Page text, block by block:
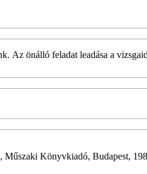
Az önálló feladat leadása a
, Műszaki Könyvkiadó, Budapest,